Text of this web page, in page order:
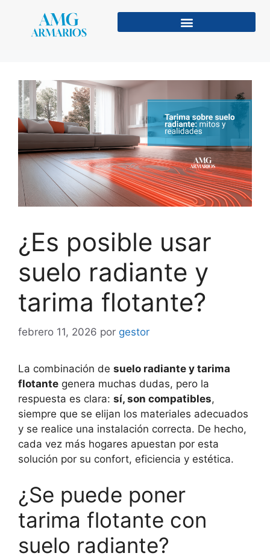
¿Es posible usar
suelo radiante y
tarima flotante?
febrero 11, 2026 por gestor
La combinación de suelo radiante y tarima
flotante genera muchas dudas, pero la
respuesta es clara: sí, son compatibles,
siempre que se elijan los materiales adecuados
y se realice una instalación correcta. De hecho,
cada vez más hogares apuestan por esta
solución por su confort, eficiencia y estética.
¿Se puede poner
tarima flotante con
suelo radiante?